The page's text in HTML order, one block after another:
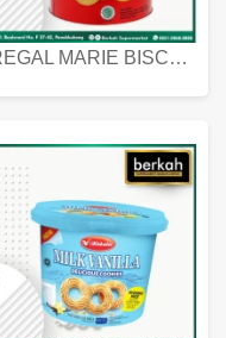
REGAL MARIE BISCUIT KALENG 550 GRAM